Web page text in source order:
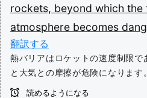
rockets, beyond which the
atmosphere becomes
翻訳する
熱バリアはロケットの速度制限で
と大気との摩擦が危険になります。
読めるようになる